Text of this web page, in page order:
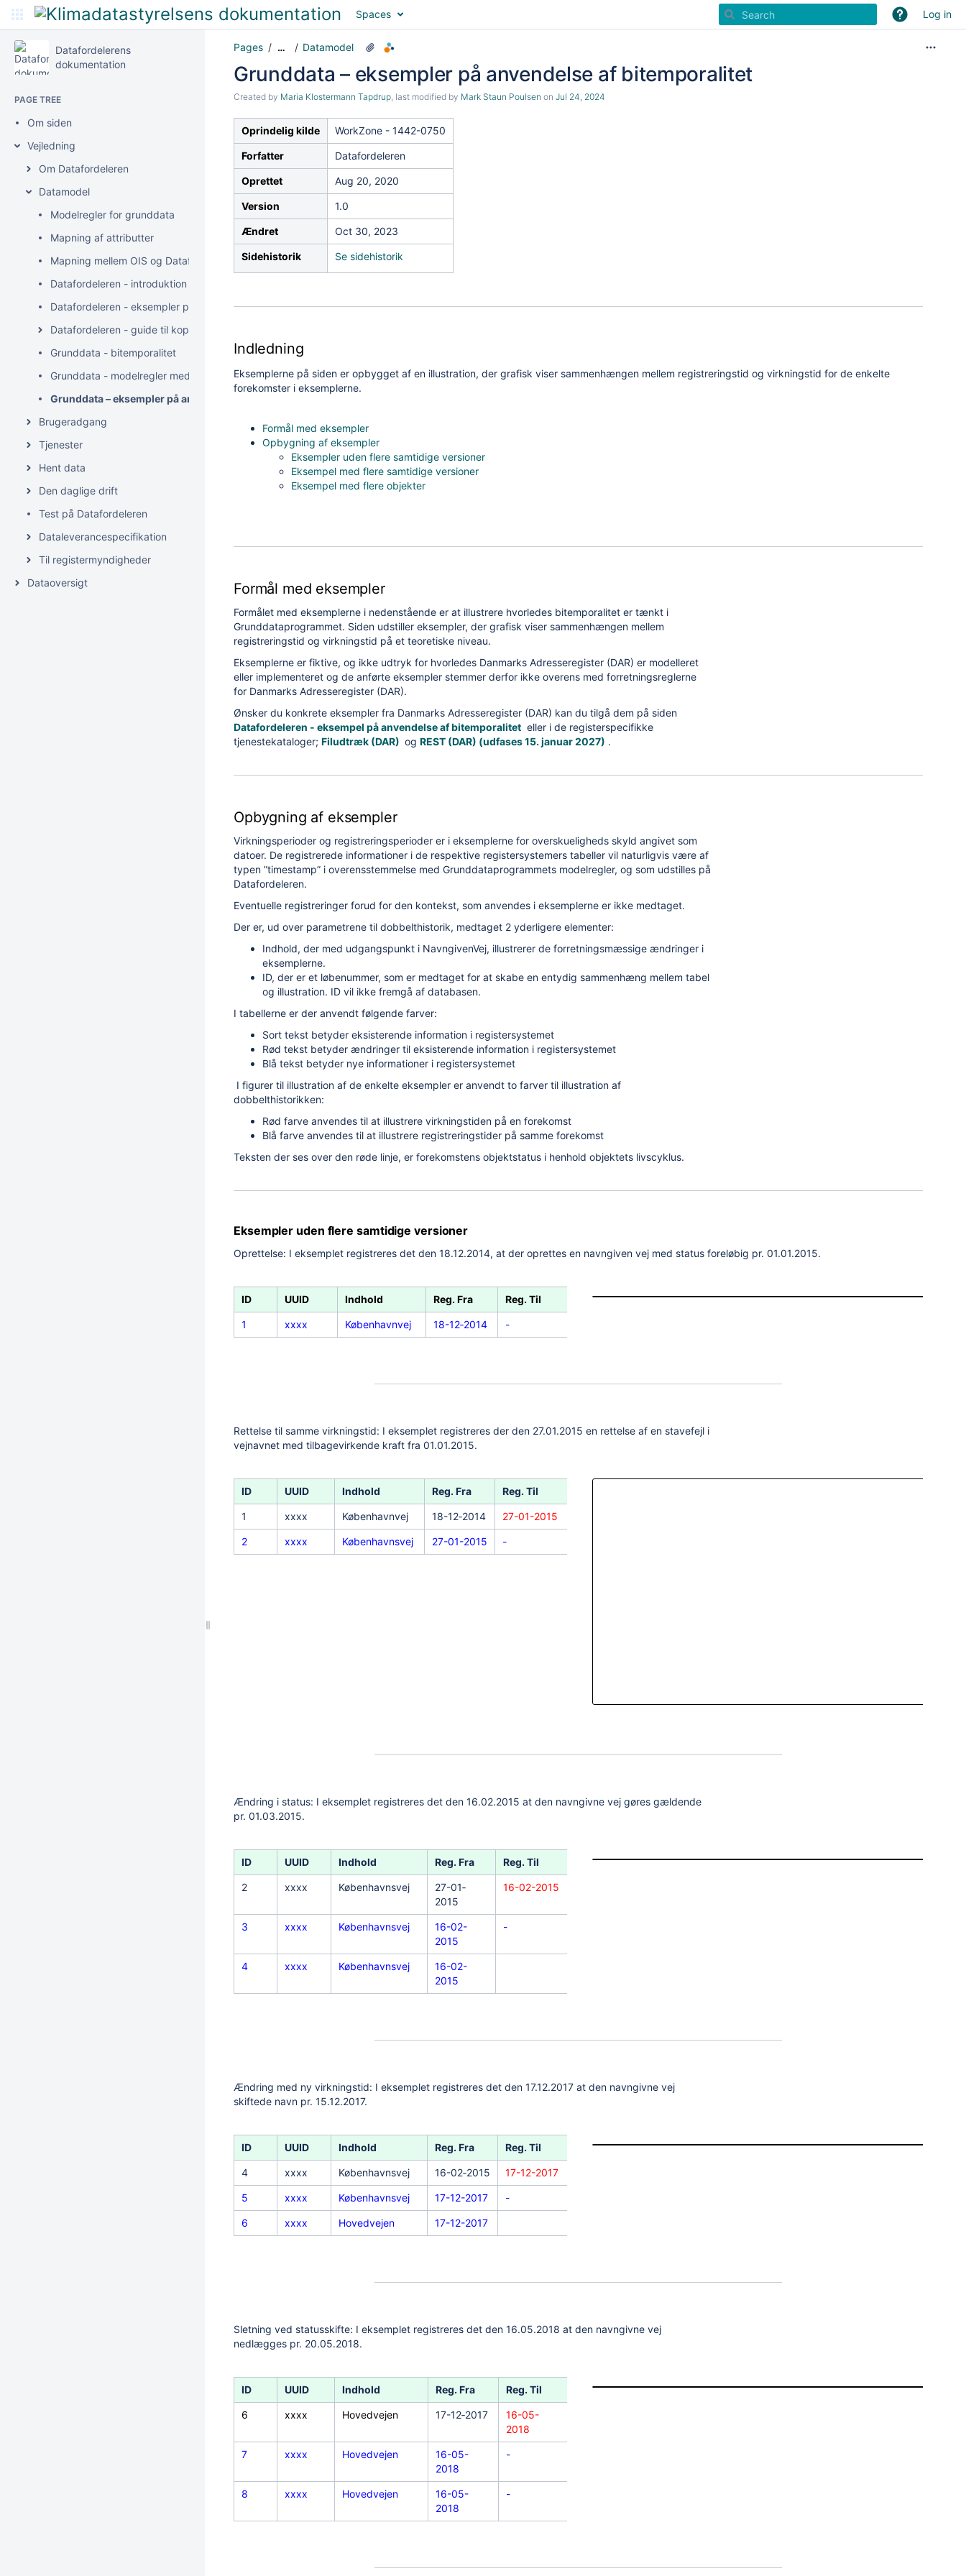
Spaces Log in
Datafordelerens
dokumentation
PAGE TREE
Om siden
Vejledning
Om Datafordeleren
Datamodel
Modelregler for grunddata
Mapning af attributter
Mapning mellem OIS og Datafordeleren
Datafordeleren - introduktion til bitemporalitet
Datafordeleren - eksempler på anvendelse af bitemporalitet
Datafordeleren - guide til kopiregistre
Grunddata - bitemporalitet
Grunddata - modelregler med bitemporalitet
Grunddata – eksempler på anvendelse af bitemporalitet
Brugeradgang
Tjenester
Hent data
Den daglige drift
Test på Datafordeleren
Dataleverancespecifikation
Til registermyndigheder
Dataoversigt
Pages … Datamodel
Grunddata – eksempler på anvendelse af bitemporalitet
Created by Maria Klostermann Tapdrup, last modified by Mark Staun Poulsen on Jul 24, 2024
Oprindelig kilde WorkZone - 1442-0750
Forfatter Datafordeleren
Oprettet Aug 20, 2020
Version 1.0
Ændret Oct 30, 2023
Sidehistorik Se sidehistorik
Indledning
Eksemplerne på siden er opbygget af en illustration, der grafisk viser sammenhængen mellem registreringstid og virkningstid for de enkelte
forekomster i eksemplerne.
Formål med eksempler
Opbygning af eksempler
Eksempler uden flere samtidige versioner
Eksempel med flere samtidige versioner
Eksempel med flere objekter
Formål med eksempler
Formålet med eksemplerne i nedenstående er at illustrere hvorledes bitemporalitet er tænkt i
Grunddataprogrammet. Siden udstiller eksempler, der grafisk viser sammenhængen mellem
registreringstid og virkningstid på et teoretiske niveau.
Eksemplerne er fiktive, og ikke udtryk for hvorledes Danmarks Adresseregister (DAR) er modelleret
eller implementeret og de anførte eksempler stemmer derfor ikke overens med forretningsreglerne
for Danmarks Adresseregister (DAR).
Ønsker du konkrete eksempler fra Danmarks Adresseregister (DAR) kan du tilgå dem på siden
Datafordeleren - eksempel på anvendelse af bitemporalitet eller i de registerspecifikke
tjenestekataloger; Filudtræk (DAR) og REST (DAR) (udfases 15. januar 2027) .
Opbygning af eksempler
Virkningsperioder og registreringsperioder er i eksemplerne for overskueligheds skyld angivet som
datoer. De registrerede informationer i de respektive registersystemers tabeller vil naturligvis være af
typen ”timestamp” i overensstemmelse med Grunddataprogrammets modelregler, og som udstilles på
Datafordeleren.
Eventuelle registreringer forud for den kontekst, som anvendes i eksemplerne er ikke medtaget.
Der er, ud over parametrene til dobbelthistorik, medtaget 2 yderligere elementer:
Indhold, der med udgangspunkt i NavngivenVej, illustrerer de forretningsmæssige ændringer i
eksemplerne.
ID, der er et løbenummer, som er medtaget for at skabe en entydig sammenhæng mellem tabel
og illustration. ID vil ikke fremgå af databasen.
I tabellerne er der anvendt følgende farver:
Sort tekst betyder eksisterende information i registersystemet
Rød tekst betyder ændringer til eksisterende information i registersystemet
Blå tekst betyder nye informationer i registersystemet
I figurer til illustration af de enkelte eksempler er anvendt to farver til illustration af
dobbelthistorikken:
Rød farve anvendes til at illustrere virkningstiden på en forekomst
Blå farve anvendes til at illustrere registreringstider på samme forekomst
Teksten der ses over den røde linje, er forekomstens objektstatus i henhold objektets livscyklus.
Eksempler uden flere samtidige versioner
Oprettelse: I eksemplet registreres det den 18.12.2014, at der oprettes en navngiven vej med status foreløbig pr. 01.01.2015.
ID UUID Indhold Reg. Fra Reg. Til Virk. Fra Virk. Til Status
1 xxxx Københavnvej 18-12‐2014 -
Rettelse til samme virkningstid: I eksemplet registreres der den 27.01.2015 en rettelse af en stavefejl i
vejnavnet med tilbagevirkende kraft fra 01.01.2015.
ID UUID Indhold Reg. Fra Reg. Til
1 xxxx Københavnvej 18-12‐2014 27-01-2015
2 xxxx Københavnsvej 27-01-2015 -
Ændring i status: I eksemplet registreres det den 16.02.2015 at den navngivne vej gøres gældende
pr. 01.03.2015.
ID UUID Indhold Reg. Fra Reg. Til Virk. Fra Virk. Til Status
2 xxxx Københavnsvej
27-01‐
2015
16-02-2015
3 xxxx Københavnsvej
16-02-
2015
-
4 xxxx Københavnsvej
16-02-
2015
Ændring med ny virkningstid: I eksemplet registreres det den 17.12.2017 at den navngivne vej
skiftede navn pr. 15.12.2017.
ID UUID Indhold Reg. Fra Reg. Til Virk. Fra Virk. Til Status
4 xxxx Københavnsvej 16-02‐2015 17-12-2017
5 xxxx Københavnsvej 17-12-2017 -
6 xxxx Hovedvejen 17-12-2017
Sletning ved statusskifte: I eksemplet registreres det den 16.05.2018 at den navngivne vej
nedlægges pr. 20.05.2018.
ID UUID Indhold Reg. Fra Reg. Til Virk. Fra Virk. Til Status
6 xxxx Hovedvejen 17-12‐2017
16-05-
2018
7 xxxx Hovedvejen
16-05-
2018
-
8 xxxx Hovedvejen
16-05-
2018
-